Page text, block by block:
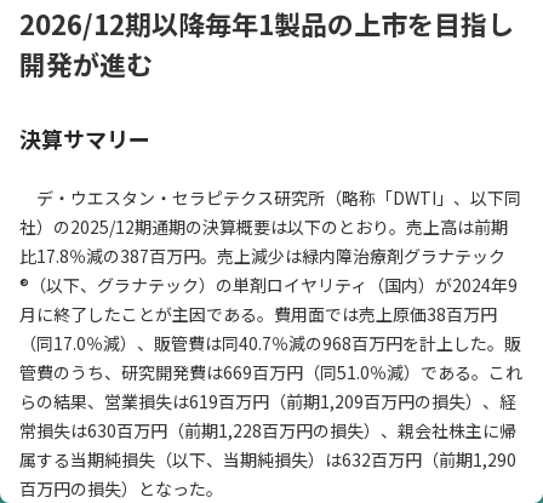
2026/12期以降毎年1製品の上市を目指し
開発が進む
決算サマリー
デ・ウエスタン・セラピテクス研究所（略称「DWTI」、以下同
社）の2025/12期通期の決算概要は以下のとおり。売上高は前期
比17.8％減の387百万円。売上減少は緑内障治療剤グラナテック
®（以下、グラナテック）の単剤ロイヤリティ（国内）が2024年9
月に終了したことが主因である。費用面では売上原価38百万円
（同17.0％減）、販管費は同40.7％減の968百万円を計上した。販
管費のうち、研究開発費は669百万円（同51.0％減）である。これ
らの結果、営業損失は619百万円（前期1,209百万円の損失）、経
常損失は630百万円（前期1,228百万円の損失）、親会社株主に帰
属する当期純損失（以下、当期純損失）は632百万円（前期1,290
百万円の損失）となった。